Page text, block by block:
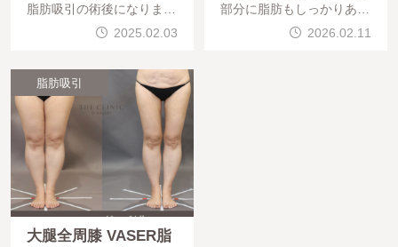
脂肪吸引の術後になります
。もともと、脂肪吸引で変
化の出にくいタイプと考え
イスラインに変化が出始め
2025.02.03
部分に脂肪もしっかりある
ため、ベイザー脂肪吸引で
除去。皮膚は脇のしわに合
2026.02.11
脂肪吸引
大腿全周膝 VASER脂